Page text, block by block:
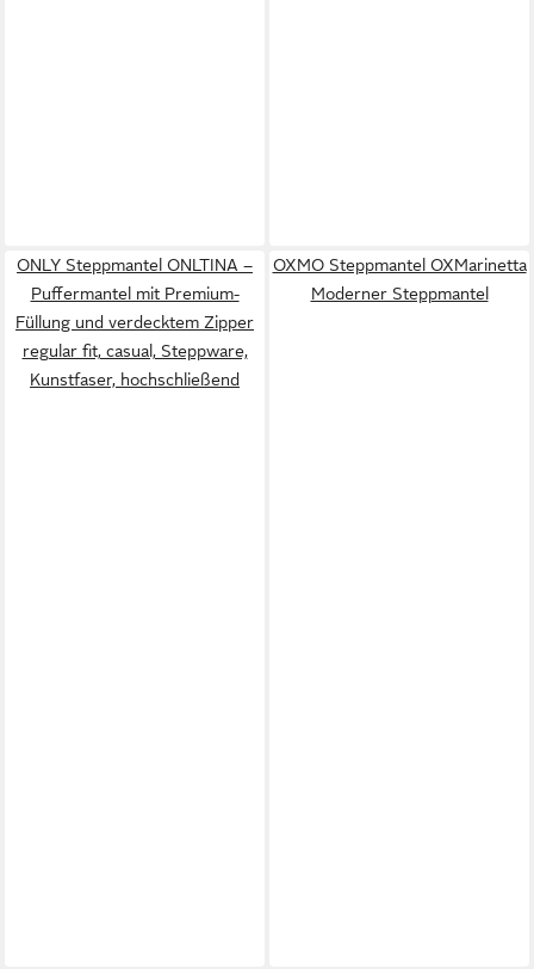
ONLY Steppmantel ONLTINA –
Puffermantel mit Premium-
Füllung und verdecktem Zipper
regular fit, casual, Steppware,
Kunstfaser, hochschließend
OXMO Steppmantel OXMarinetta
Moderner Steppmantel